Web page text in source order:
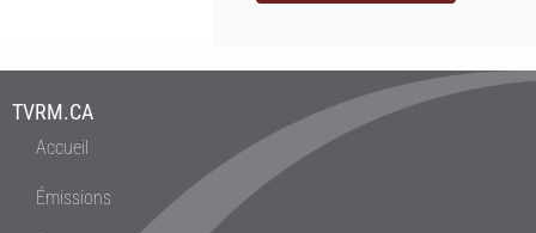
TVRM.CA
Accueil
Émissions